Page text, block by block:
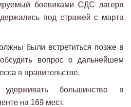
боевиками СДС лагеря
под стражей с марта
были встретиться позже в
вопрос о дальнейшем
в правительстве.
большинство в
на 169 мест.